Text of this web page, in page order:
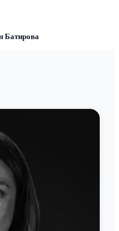
Батирова